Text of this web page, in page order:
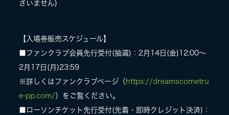
ざいません)
【入場券販売スケジュール】
■ファンクラブ会員先行受付(抽選)：2月14日(金)12:00〜
2月17日(月)23:59
※詳しくはファンクラブページ（ https://dreamscometru
e-pp.com/ ）をご覧ください。
■ローソンチケット先行受付(先着・即時クレジット決済)：